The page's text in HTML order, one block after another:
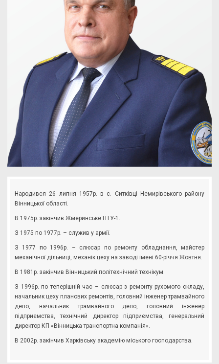
Народився 26 липня 1957р. в с. Ситківці Немирівського району
Вінницької області.
В 1975р. закінчив Жмеринське ПТУ-1.
З 1975 по 1977р. – служив у армії.
З 1977 по 1996р. – слюсар по ремонту обладнання, майстер
механічної дільниці, механік цеху на заводі імені 60-річчя Жовтня.
В 1981р. закінчив Вінницький політехнічний технікум.
З 1996р. по теперішній час – слюсар з ремонту рухомого складу,
начальник цеху планових ремонтів, головний інженер трамвайного
депо, начальник трамвайного депо, головний інженер
підприємства, технічний директор підприємства, генеральний
директор КП «Вінницька транспортна компанія».
В 2002р. закінчив Харківську академію міського господарства.